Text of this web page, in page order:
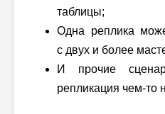
таблицы;
Одна реплика
с двух и более
И прочие
репликация чем-то